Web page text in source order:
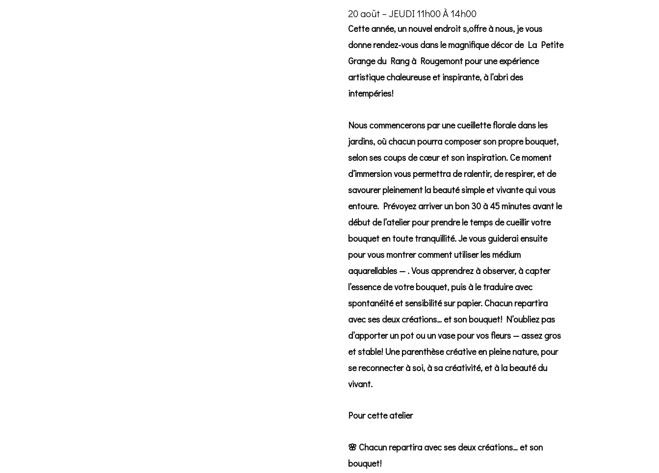
20 août – JEUDI 11h00 À 14h00
Cette année, un nouvel endroit s,offre à nous, je vous
donne rendez-vous dans le magnifique décor de La Petite
Grange du Rang à Rougemontpour une expérience
artistique chaleureuse et inspirante, à l’abri des
intempéries!
Nous commencerons par une cueillette florale dans les
jardins, où chacun pourra composer son propre bouquet,
selon ses coups de cœur et son inspiration. Ce moment
d’immersion vous permettra de ralentir, de respirer, et de
savourer pleinement la beauté simple et vivante qui vous
entoure. Prévoyez arriver un bon 30 à 45 minutes avant le
début de l’atelier pour prendre le temps de cueillir votre
bouquet en toute tranquillité. Je vous guiderai ensuite
pour vous montrer comment utiliser les médium
aquarellables — . Vous apprendrez à observer, à capter
l’essence de votre bouquet, puis à le traduire avec
spontanéité et sensibilité sur papier. Chacun repartira
avec ses deux créations… et son bouquet! N’oubliez pas
d’apporter un pot ou un vase pour vos fleurs — assez gros
et stable! Une parenthèse créative en pleine nature, pour
se reconnecter à soi, à sa créativité, et à la beauté du
vivant.
Pour cette atelier
🌸 Chacun repartira avec ses deux créations… et son
bouquet!